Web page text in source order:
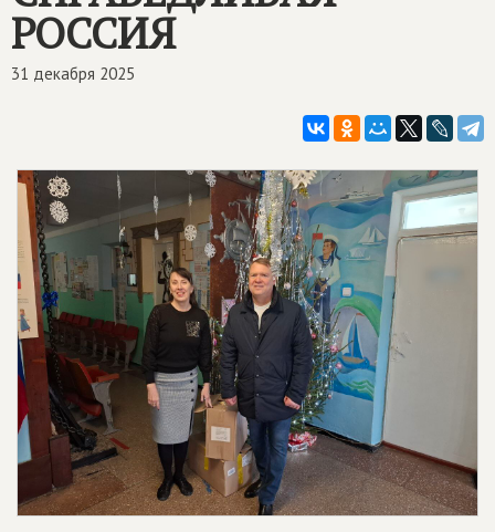
РОССИЯ
31 декабря 2025